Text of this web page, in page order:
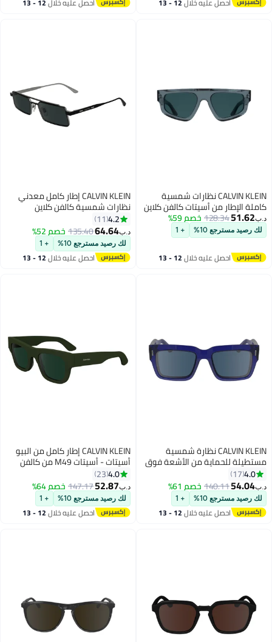
عليه خلال 12 - 13 احصل عليه خلال 12 - 13
CALVIN KLEIN نظارات شمسية
من أسيتات كالفن كلاين
CK25539S 5419 (400) زرقاءخصم 59%
10%
+ 1
عليه خلال 12 - 13
CALVIN KLEIN إطار كامل معدني
نظارات شمسية كالفن كلاين
CK24111S 5518 (002) أسود غير
لامع
د.ب‏ 135.40خصم 52%
لك رصيد مسترجع 10% + 1
احصل عليه خلال 12 - 13
CALVIN KLEIN نظارة شمسية
من الأشعة فوق
البنفسجية للرجال - CK23538S-
400-5518 - مقاس العدسة: 55 خصم 61%
10%
+ 1
عليه خلال 12 - 13
CALVIN KLEIN إطار كامل من البيو
أسيتات - أسيتات M49 من كالفن
كلاين نظارات شمسية CK24510S
5122 (300) أخضر
د.ب‏ 147.17خصم 64%
لك رصيد مسترجع 10% + 1
احصل عليه خلال 12 - 13